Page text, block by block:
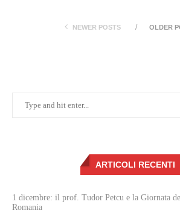
NEWER POSTS OLDER
ARTICOLI RECENTI
1 dicembre: il prof. Tudor Petcu e la Giornata
Romania